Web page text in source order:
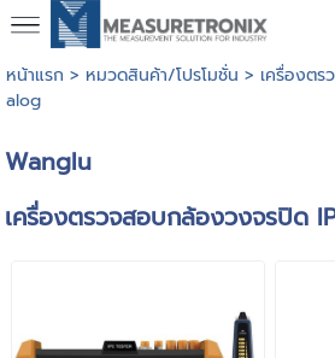
หน้าแรก > หมวดสินค้า/โปรโมชั่น > เครื่องต
alog
Wanglu
เครื่องตรวจสอบกล้องวงจรปิด